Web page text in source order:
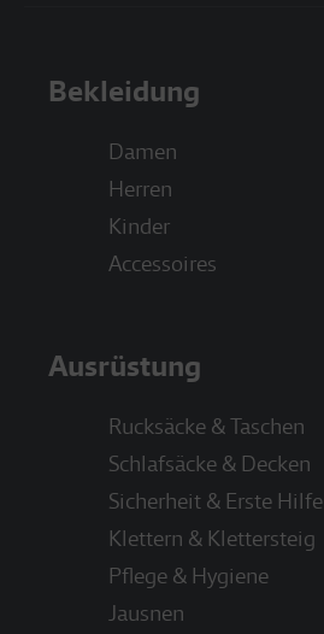
Bekleidung
Damen
Herren
Kinder
Accessoires
Ausrüstung
Rucksäcke & Taschen
Schlafsäcke & Decken
Sicherheit & Erste Hilfe
Klettern & Klettersteig
Pflege & Hygiene
Jausnen